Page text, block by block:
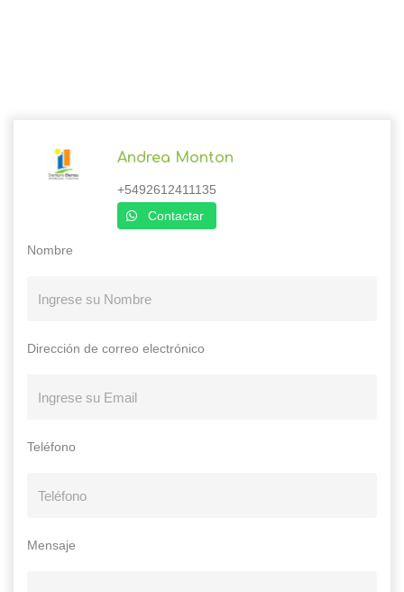
Andrea Monton
+5492612411135
Contactar
Nombre
Dirección de correo electrónico
Teléfono
Mensaje